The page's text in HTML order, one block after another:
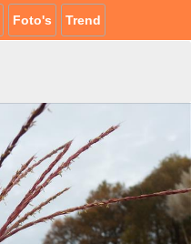
Foto's Trend